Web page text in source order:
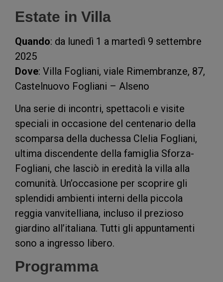
Estate in Villa
Quando: da lunedì 1 a martedì 9 settembre
2025
Dove: Villa Fogliani, viale Rimembranze, 87,
Castelnuovo Fogliani – Alseno
Una serie di incontri, spettacoli e visite
speciali in occasione del centenario della
scomparsa della duchessa Clelia Fogliani,
ultima discendente della famiglia Sforza-
Fogliani, che lasciò in eredità la villa alla
comunità. Un’occasione per scoprire gli
splendidi ambienti interni della piccola
reggia vanvitelliana, incluso il prezioso
giardino all’italiana. Tutti gli appuntamenti
sono a ingresso libero.
Programma